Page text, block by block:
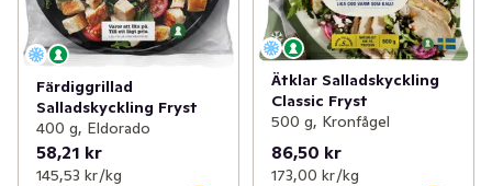
Färdiggrillad
Salladskyckling Fryst
400 g, Eldorado
58,21 kr
145,53 kr /kg
Ätklar Salladskyckling
Classic Fryst
500 g, Kronfågel
86,50 kr
173,00 kr /kg